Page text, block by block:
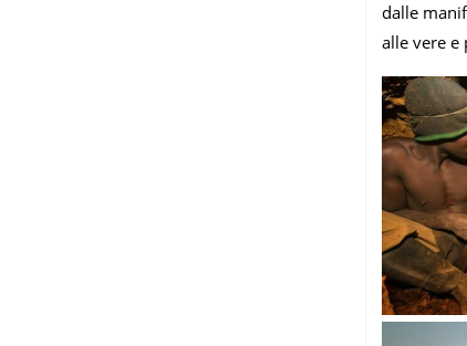
dalle
alle vere